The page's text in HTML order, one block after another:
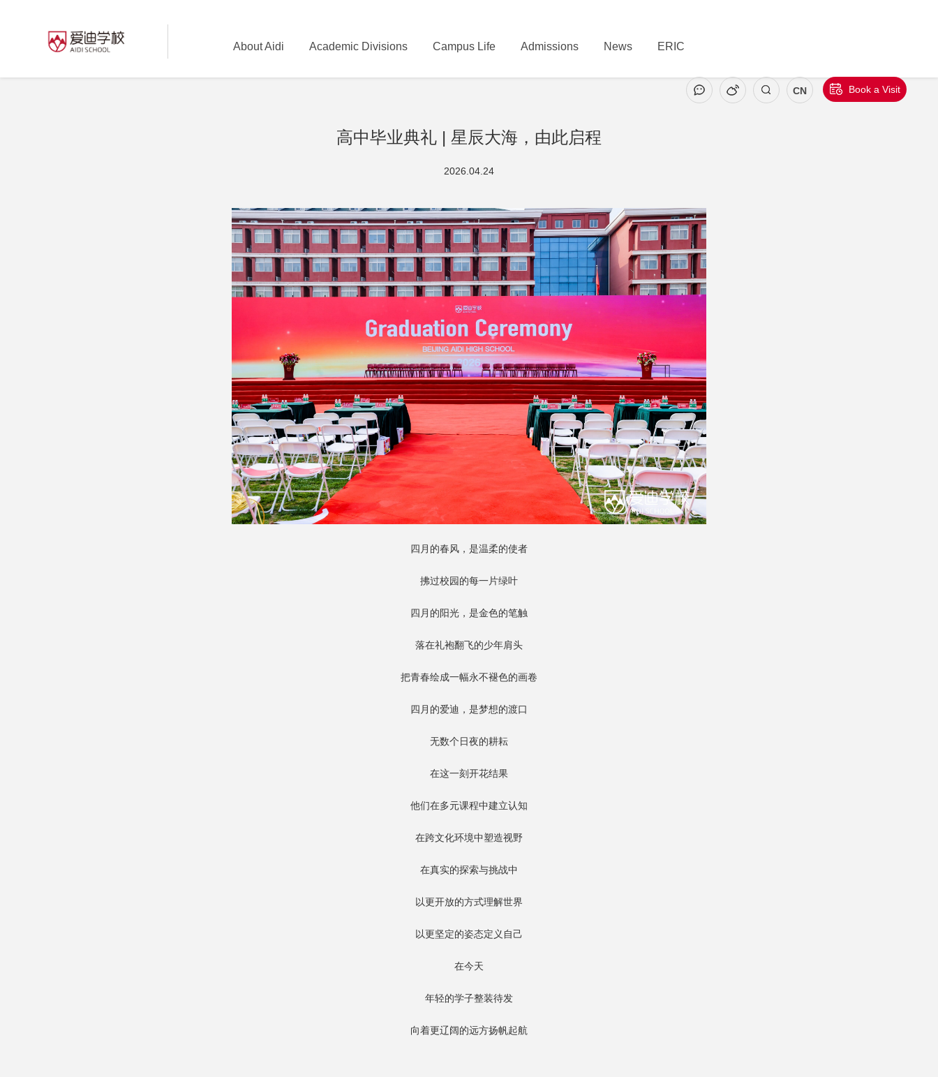
About Aidi Academic Divisions Campus Life Admissions News ERIC
CN Book a Visit
高中毕业典礼 | 星辰大海，由此启程
2026.04.24
四月的春风，是温柔的使者
拂过校园的每一片绿叶
四月的阳光，是金色的笔触
落在礼袍翻飞的少年肩头
把青春绘成一幅永不褪色的画卷
四月的爱迪，是梦想的渡口
无数个日夜的耕耘
在这一刻开花结果
他们在多元课程中建立认知
在跨文化环境中塑造视野
在真实的探索与挑战中
以更开放的方式理解世界
以更坚定的姿态定义自己
在今天
年轻的学子整装待发
向着更辽阔的远方扬帆起航